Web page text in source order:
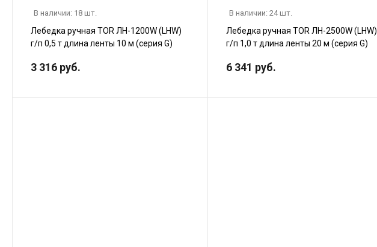
В наличии: 18 шт.
Лебедка ручная TOR ЛН-1200W (LHW)
г/п 0,5 т длина ленты 10 м (серия G)
3 316 руб.
В наличии: 24 шт.
Лебедка ручная TOR ЛН-2500W (LHW)
г/п 1,0 т длина ленты 20 м (серия G)
6 341 руб.